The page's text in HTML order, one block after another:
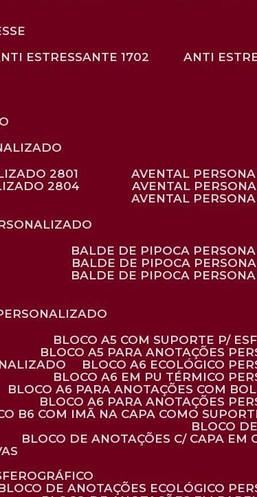
ANTI ESTRESSANTE 1702
ANTI
2801
AVENTAL
2804
AVENTAL
AVENTAL
BALDE DE PIPOCA
BALDE DE PIPOCA
BALDE DE PIPOCA
BLOCO A5 COM SUPORTE P/
BLOCO A5 PARA ANOTAÇÕES
BLOCO A6 ECOLÓGICO
BLOCO A6 EM PU TÉRMICO
BLOCO A6 PARA ANOTAÇÕES COM
BLOCO A6 PARA ANOTAÇÕES
B6 COM IMÃ NA CAPA COMO
BLOCO
BLOCO DE ANOTAÇÕES C/ CAPA EM
BLOCO DE ANOTAÇÕES ECOLÓGICO